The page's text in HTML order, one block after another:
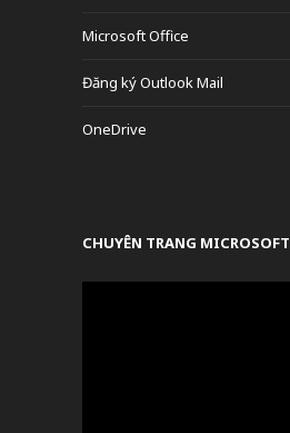
Microsoft Office
Đăng ký Outlook Mail
OneDrive
CHUYÊN TRANG MICROSOFT